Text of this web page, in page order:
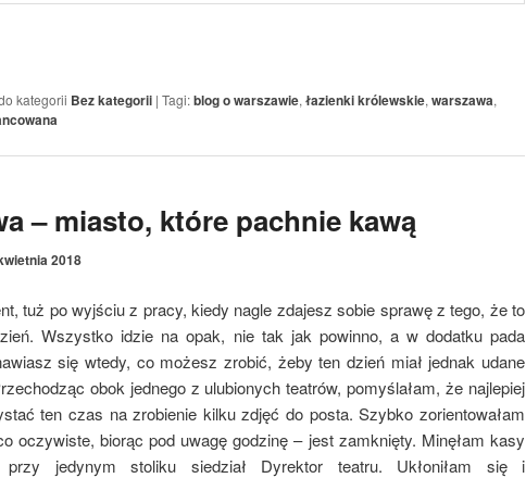
kategorii Bez kategorii | Tagi:blog o warszawie, łazienki królewskie, warszawa,
– miasto, które pachnie kawą
2018
tuż po wyjściu z pracy, kiedy nagle zdajesz sobie sprawę z tego, że to
Wszystko idzie na opak, nie tak jak powinno, a w dodatku pada
się wtedy, co możesz zrobić, żeby ten dzień miał jednak udane
obok jednego z ulubionych teatrów, pomyślałam, że najlepiej
ten czas na zrobienie kilku zdjęć do posta. Szybko zorientowałam
oczywiste, biorąc pod uwagę godzinę – jest zamknięty. Minęłam kasy
przy jedynym stoliku siedział Dyrektor teatru. Ukłoniłam się i